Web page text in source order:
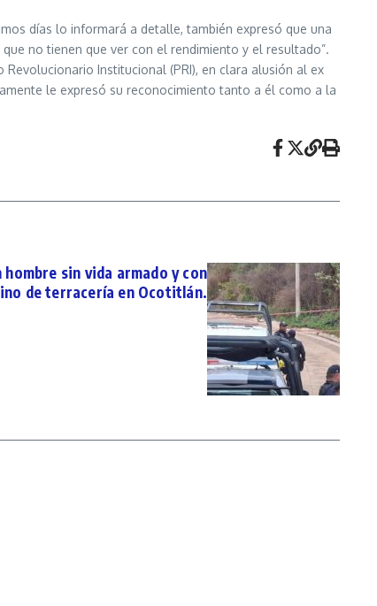
días lo informará a detalle, también expresó que una
no tienen que ver con el rendimiento y el resultado”.
Institucional (PRI), en clara alusión al ex
le expresó su reconocimiento tanto a él como a la
sin vida armado y con
de terracería en Ocotitlán.